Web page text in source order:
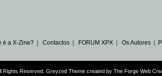
é a X-Zine? Contactos FORUM XPX Os Autores
Rights Reserved. Greyzed Theme created by The Forge Web